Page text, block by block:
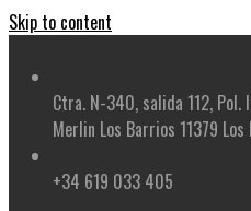
Skip to content
Ctra. N-340, salida 112, Pol.
Merlin Los Barrios 11379
+34 619 033 405